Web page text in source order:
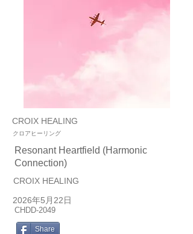
CROIX HEALING
クロアヒーリング
Resonant Heartfield (Harmonic
Connection)
CROIX HEALING
2026年5月22日
CHDD-2049
Share